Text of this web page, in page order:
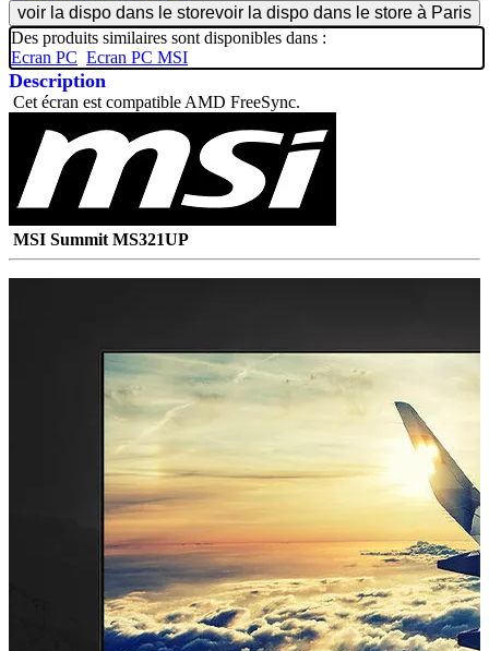
voir la dispo dans le storevoir la dispo dans le store à Paris
Des produits similaires sont disponibles dans :
Ecran PC Ecran PC MSI
Description
Cet écran est compatible AMD FreeSync.
MSI Summit MS321UP